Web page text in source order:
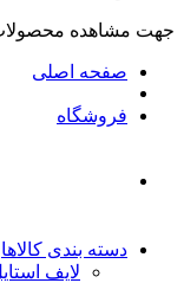
جهت مشاهده محصولات
صفحه اصلی
فروشگاه
دسته بندی کالاها
لایف